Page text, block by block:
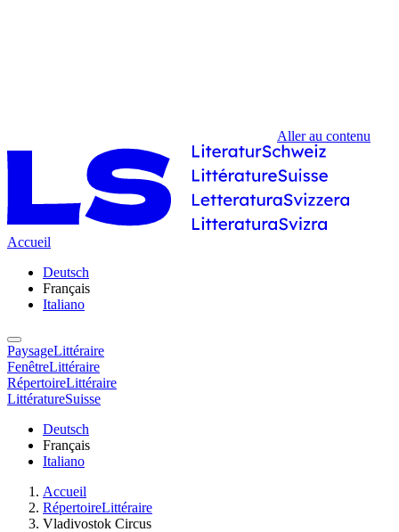
Aller au contenu
Accueil
Deutsch
Français
Italiano
PaysageLittéraire
FenêtreLittéraire
RépertoireLittéraire
LittératureSuisse
Deutsch
Français
Italiano
Accueil
RépertoireLittéraire
Vladivostok Circus